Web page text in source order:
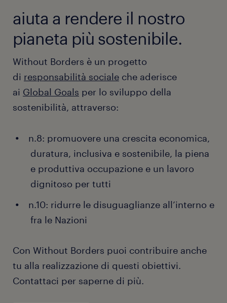
aiuta a rendere il nostro
pianeta più sostenibile.
Without Borders è un progetto
di responsabilità sociale che aderisce
ai Global Goals per lo sviluppo della
sostenibilità, attraverso:
n.8: promuovere una crescita economica,
duratura, inclusiva e sostenibile, la piena
e produttiva occupazione e un lavoro
dignitoso per tutti
n.10: ridurre le disuguaglianze all’interno e
fra le Nazioni
Con Without Borders puoi contribuire anche
tu alla realizzazione di questi obiettivi.
Contattaci per saperne di più.